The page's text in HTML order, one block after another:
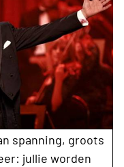
spanning, groots
jullie worden